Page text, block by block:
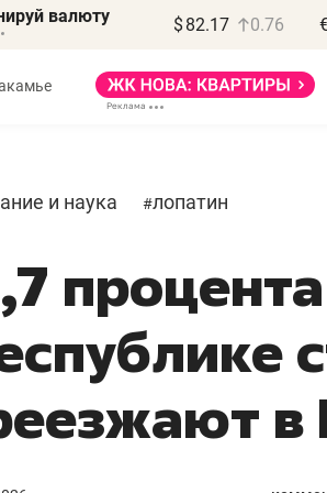
валюту $ 82.17 0.76
и наука #лопатин
в
Василь Мазитов
МАРТ
«Не зная местных
правил, бизнес может
потерять минимум